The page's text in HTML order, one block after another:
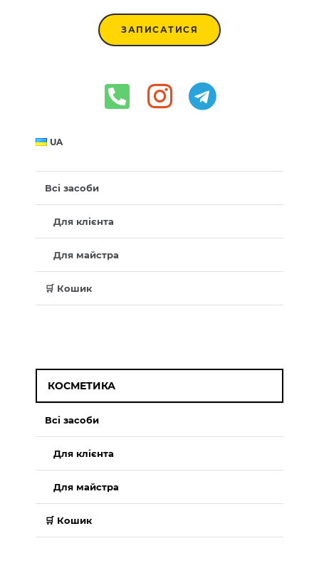
ЗАПИСАТИСЯ
UA
Всі засоби
Для клієнта
Для майстра
🛒 Кошик
КОСМЕТИКА
Всі засоби
Для клієнта
Для майстра
🛒 Кошик